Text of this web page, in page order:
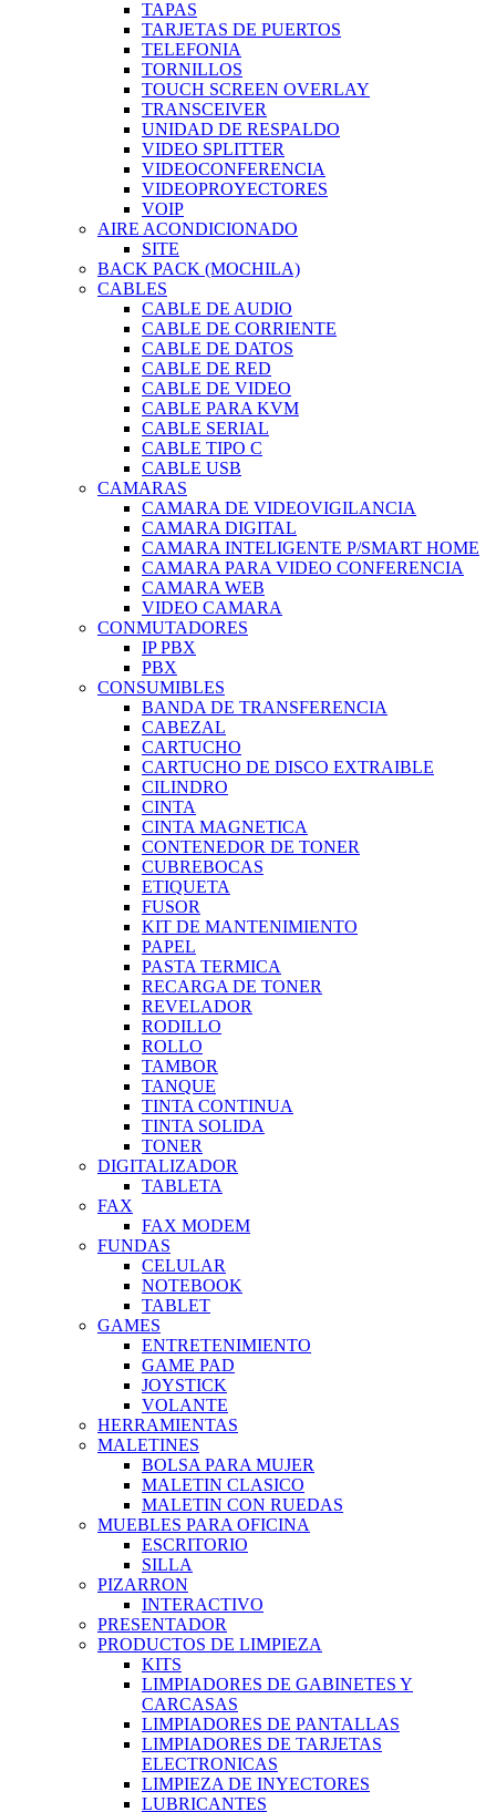
TAPAS
TARJETAS DE PUERTOS
TELEFONIA
TORNILLOS
TOUCH SCREEN OVERLAY
TRANSCEIVER
UNIDAD DE RESPALDO
VIDEO SPLITTER
VIDEOCONFERENCIA
VIDEOPROYECTORES
VOIP
AIRE ACONDICIONADO
SITE
BACK PACK (MOCHILA)
CABLES
CABLE DE AUDIO
CABLE DE CORRIENTE
CABLE DE DATOS
CABLE DE RED
CABLE DE VIDEO
CABLE PARA KVM
CABLE SERIAL
CABLE TIPO C
CABLE USB
CAMARAS
CAMARA DE VIDEOVIGILANCIA
CAMARA DIGITAL
CAMARA INTELIGENTE P/SMART HOME
CAMARA PARA VIDEO CONFERENCIA
CAMARA WEB
VIDEO CAMARA
CONMUTADORES
IP PBX
PBX
CONSUMIBLES
BANDA DE TRANSFERENCIA
CABEZAL
CARTUCHO
CARTUCHO DE DISCO EXTRAIBLE
CILINDRO
CINTA
CINTA MAGNETICA
CONTENEDOR DE TONER
CUBREBOCAS
ETIQUETA
FUSOR
KIT DE MANTENIMIENTO
PAPEL
PASTA TERMICA
RECARGA DE TONER
REVELADOR
RODILLO
ROLLO
TAMBOR
TANQUE
TINTA CONTINUA
TINTA SOLIDA
TONER
DIGITALIZADOR
TABLETA
FAX
FAX MODEM
FUNDAS
CELULAR
NOTEBOOK
TABLET
GAMES
ENTRETENIMIENTO
GAME PAD
JOYSTICK
VOLANTE
HERRAMIENTAS
MALETINES
BOLSA PARA MUJER
MALETIN CLASICO
MALETIN CON RUEDAS
MUEBLES PARA OFICINA
ESCRITORIO
SILLA
PIZARRON
INTERACTIVO
PRESENTADOR
PRODUCTOS DE LIMPIEZA
KITS
LIMPIADORES DE GABINETES Y
CARCASAS
LIMPIADORES DE PANTALLAS
LIMPIADORES DE TARJETAS
ELECTRONICAS
LIMPIEZA DE INYECTORES
LUBRICANTES